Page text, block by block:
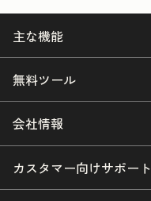
主な機能
無料ツール
会社情報
カスタマー向けサポート